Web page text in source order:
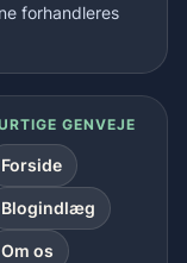
forhandleres
GENVEJE
Forside
Blogindlæg
Om os